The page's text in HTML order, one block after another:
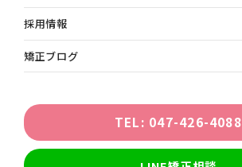
採用情報
矯正ブログ
TEL: 047-426-4088